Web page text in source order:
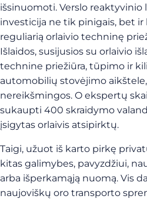
išsinuomoti. Verslo reaktyvinio
investicija ne tik pinigais, bet ir
reguliarią orlaivio techninę
Išlaidos, susijusios su orlaivio
technine priežiūra, tūpimo ir
automobilių stovėjimo
nereikšmingos. O ekspertų
sukaupti 400 skraidymo
įsigytas orlaivis atsipirktų.
Taigi, užuot iš karto pirkę
kitas galimybes, pavyzdžiui,
arba išperkamąją nuomą. Vis
naujoviškų oro transporto